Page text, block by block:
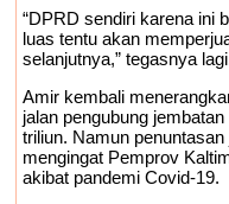
“DPRD sendiri karena ini
luas tentu akan
selanjutnya,” tegasnya
Amir kembali
jalan pengubung
triliun. Namun
mengingat Pemprov
akibat pandemi Covid-19.